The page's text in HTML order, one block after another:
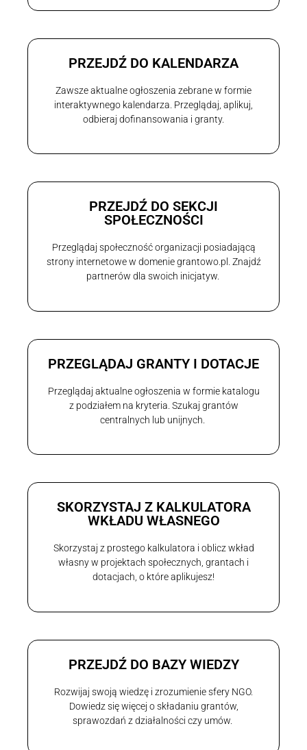
PRZEJDŹ DO KALENDARZA
Zawsze aktualne ogłoszenia zebrane w formie
interaktywnego kalendarza. Przeglądaj, aplikuj,
odbieraj dofinansowania i granty.
PRZEJDŹ DO SEKCJI
SPOŁECZNOŚCI
Przeglądaj społeczność organizacji posiadającą
strony internetowe w domenie grantowo.pl. Znajdź
partnerów dla swoich inicjatyw.
PRZEGLĄDAJ GRANTY I DOTACJE
Przeglądaj aktualne ogłoszenia w formie katalogu
z podziałem na kryteria. Szukaj grantów
centralnych lub unijnych.
SKORZYSTAJ Z KALKULATORA
WKŁADU WŁASNEGO
Skorzystaj z prostego kalkulatora i oblicz wkład
własny w projektach społecznych, grantach i
dotacjach, o które aplikujesz!
PRZEJDŹ DO BAZY WIEDZY
Rozwijaj swoją wiedzę i zrozumienie sfery NGO.
Dowiedz się więcej o składaniu grantów,
sprawozdań z działalności czy umów.